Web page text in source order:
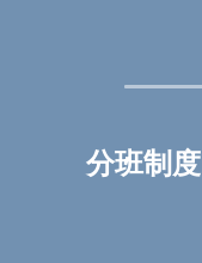
分班制度